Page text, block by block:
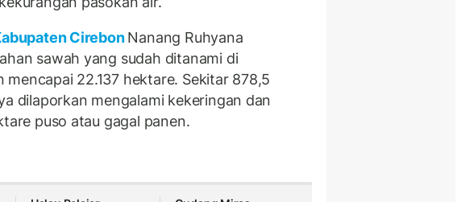
CirebonNanang Ruhyana
sawah yang sudah ditanami di
mencapai 22.137 hektare. Sekitar 878,5
dilaporkan mengalami kekeringan dan
puso atau gagal panen.